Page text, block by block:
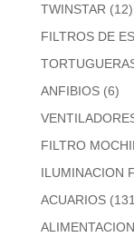
TWINSTAR (12)
FILTROS DE
ANFIBIOS (6)
FILTRO
ILUMINACION
ACUARIOS
ALIMENTACION